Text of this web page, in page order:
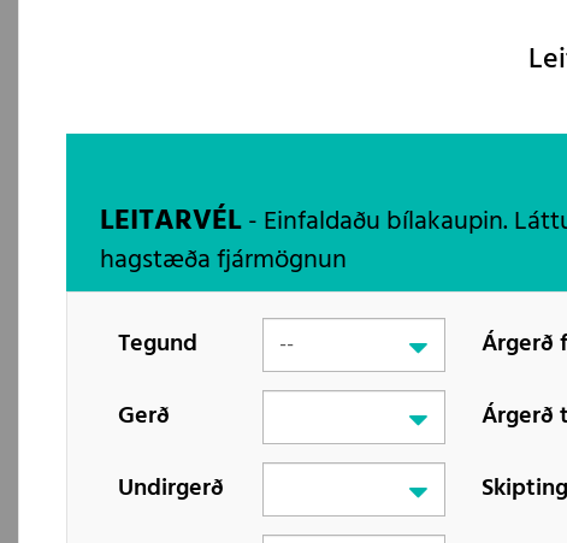
LEITARVÉL- Einfaldaðu bílakaupin.
hagstæða fjármögnun
Tegund
Gerð
Undirgerð
Árgerð
Árgerð
Skipting